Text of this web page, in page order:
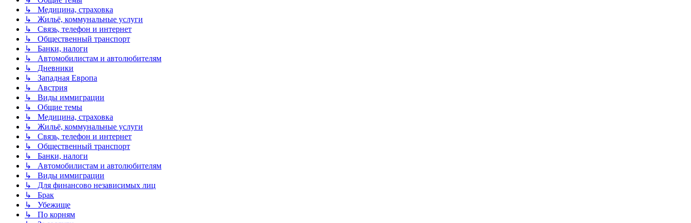
↳ Медицина, страховка
↳ Жильё, коммунальные услуги
↳ Связь, телефон и интернет
↳ Общественный транспорт
↳ Банки, налоги
↳ Автомобилистам и автолюбителям
↳ Дневники
↳ Западная Европа
↳ Австрия
↳ Виды иммиграции
↳ Общие темы
↳ Медицина, страховка
↳ Жильё, коммунальные услуги
↳ Связь, телефон и интернет
↳ Общественный транспорт
↳ Банки, налоги
↳ Автомобилистам и автолюбителям
↳ Виды иммиграции
↳ Для финансово независимых лиц
↳ Брак
↳ Убежище
↳ По корням